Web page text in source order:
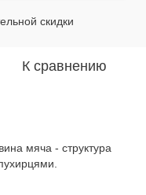
скидки
К сравнению
мяча - структура